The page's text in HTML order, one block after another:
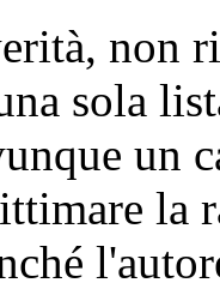
non
sola
un
la